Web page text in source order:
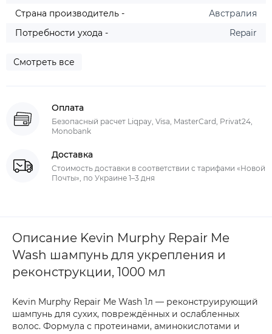
Страна производитель -
Австралия
Потребности ухода -
Repair
Смотреть все
Оплата
Безопасный расчет Liqpay, Visa, MasterCard, Privat24,
Monobank
Доставка
Стоимость доставки в соответствии с тарифами «Новой
Почты», по Украине 1–3 дня
Описание Kevin Murphy Repair Me
Wash шампунь для укрепления и
реконструкции, 1000 мл
Kevin Murphy Repair Me Wash 1л — реконструирующий
шампунь для сухих, повреждённых и ослабленных
волос. Формула с протеинами, аминокислотами и